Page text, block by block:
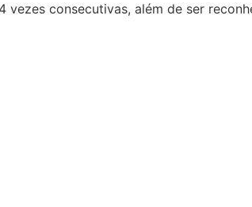
consecutivas, além de ser